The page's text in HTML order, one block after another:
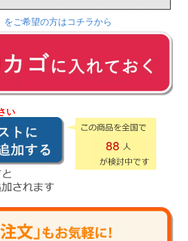
をご希望の方はコチラから
い
88